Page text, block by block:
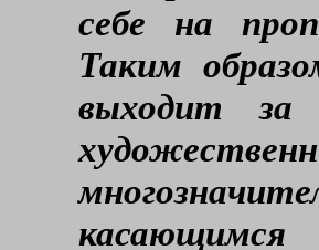
себе на
Таким
выходит за